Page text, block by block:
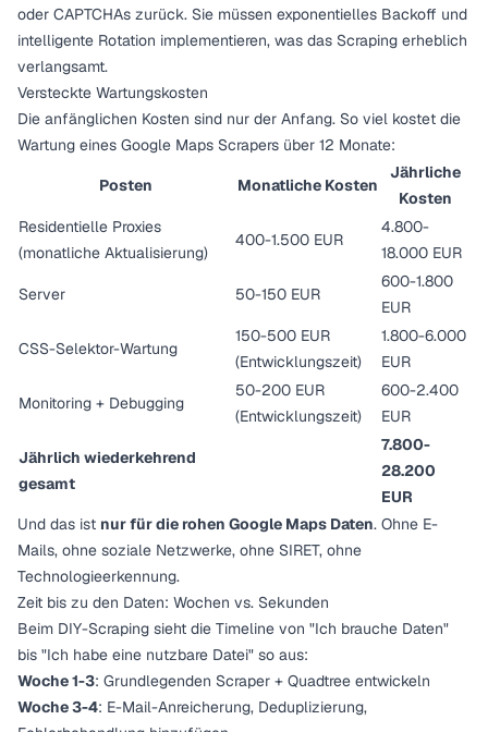
oder CAPTCHAs zurück. Sie müssen exponentielles Backoff und
intelligente Rotation implementieren, was das Scraping erheblich
verlangsamt.
Versteckte Wartungskosten
Die anfänglichen Kosten sind nur der Anfang. So viel kostet die
Wartung eines Google Maps Scrapers über 12 Monate:
Posten Monatliche Kosten
Jährliche
Kosten
Residentielle Proxies
(monatliche Aktualisierung)
400-1.500 EUR
4.800-
18.000 EUR
Server 50-150 EUR
600-1.800
EUR
CSS-Selektor-Wartung
150-500 EUR
(Entwicklungszeit)
1.800-6.000
EUR
Monitoring + Debugging
50-200 EUR
(Entwicklungszeit)
600-2.400
EUR
Jährlich wiederkehrend
gesamt
7.800-
28.200
EUR
Und das ist nur für die rohen Google Maps Daten. Ohne E-
Mails, ohne soziale Netzwerke, ohne SIRET, ohne
Technologieerkennung.
Zeit bis zu den Daten: Wochen vs. Sekunden
Beim DIY-Scraping sieht die Timeline von "Ich brauche Daten"
bis "Ich habe eine nutzbare Datei" so aus:
Woche 1-3: Grundlegenden Scraper + Quadtree entwickeln
Woche 3-4: E-Mail-Anreicherung, Deduplizierung,